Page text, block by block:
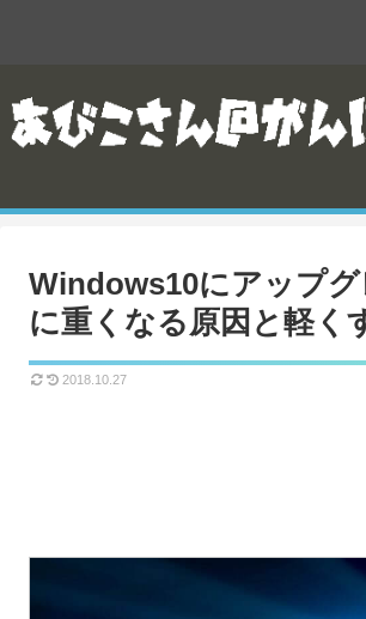
Windows10にアップ
に重くなる原因と軽く
2018.10.27